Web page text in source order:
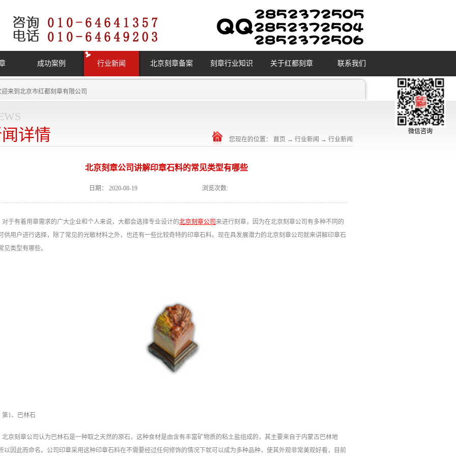
成功案例 行业新闻 北京刻章备案 刻章行业知识 关于红都刻章 联系我们
迎来到 北京市红都刻章有限公司
详情
您现在的位置： 首页 → 行业新闻 → 行业新闻
北京刻章公司讲解印章石料的常见类型有哪些
日期： 2020-08-19 浏览次数:
对于有着用章需求的广大企业和个人来说，大都会选择专业设计的北京刻章公司来进行刻章，因为在北京刻章公司有多种不同的
供用户进行选择，除了常见的光敏材料之外，也还有一些比较奇特的印章石料。现在具发展潜力的北京刻章公司‍就来讲解印章石
见类型有哪些。
第1、巴林石
北京刻章公司‍认为巴林石是一种取之天然的原石，这种食材是由含有丰富矿物质的粘土盐组成的，其主要来自于内蒙古巴林地
以因此而命名。公司印章采用这种印章石料在不需要经过任何修饰的情况下就可以成为多种品种，使其外观非常美观好看，目前
微信咨询